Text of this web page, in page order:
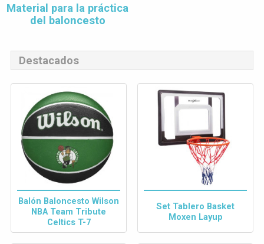
Material para la práctica
del baloncesto
Destacados
Balón Baloncesto Wilson
NBA Team Tribute
Celtics T-7
Set Tablero Basket
Moxen Layup